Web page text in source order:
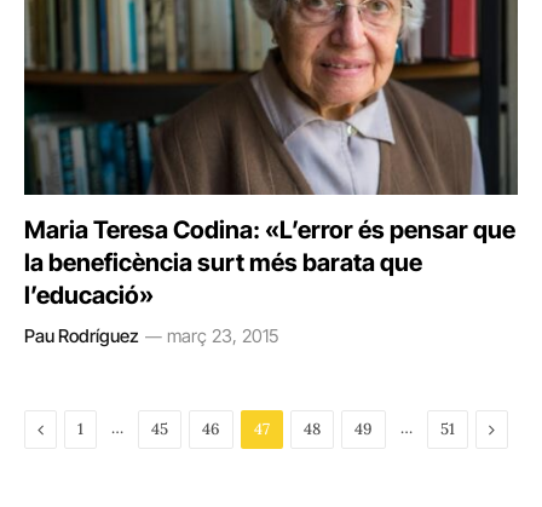
Maria Teresa Codina: «L’error és pensar que
la beneficència surt més barata que
l’educació»
Pau Rodríguez març 23, 2015
Previous
1 … 45 46 47 48 49 … 51 Next